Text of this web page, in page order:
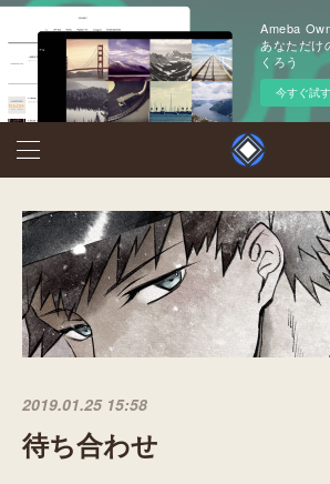
Ameba
あなただけ
くろう
今すぐ試す
2019.01.25 15:58
待ち合わせ